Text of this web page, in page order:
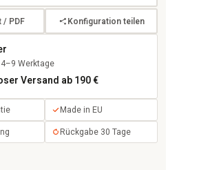
/ PDF Konfiguration teilen
Werktage
Versand ab 190 €
Made in EU
Rückgabe 30 Tage